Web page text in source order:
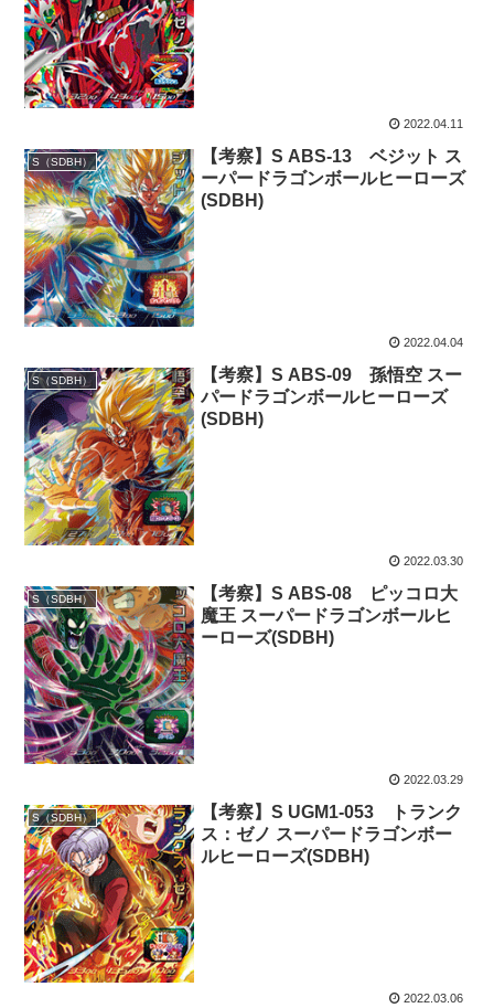
2022.04.11
S（SDBH）
【考察】S ABS-13 ベジット ス
ーパードラゴンボールヒーローズ
(SDBH)
2022.04.04
S（SDBH）
【考察】S ABS-09 孫悟空 スー
パードラゴンボールヒーローズ
(SDBH)
2022.03.30
S（SDBH）
【考察】S ABS-08 ピッコロ大
魔王 スーパードラゴンボールヒ
ーローズ(SDBH)
2022.03.29
S（SDBH）
【考察】S UGM1-053 トランク
ス：ゼノ スーパードラゴンボー
ルヒーローズ(SDBH)
2022.03.06